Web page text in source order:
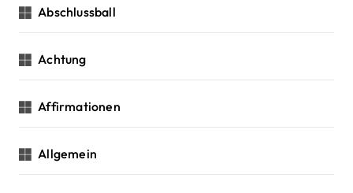
g
a
t
i
o
c
Abschlussball
Achtung
Affirmationen
Allgemein